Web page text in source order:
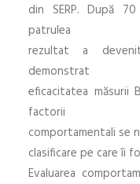
din SERP. După
patrulea
rezultat a
demonstrat
eficacitatea măsurii
factorii
comportamentali se
clasificare pe care îi
Evaluarea